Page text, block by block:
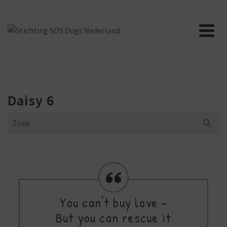
Daisy 6
Search
You can't buy love -
But you can rescue it